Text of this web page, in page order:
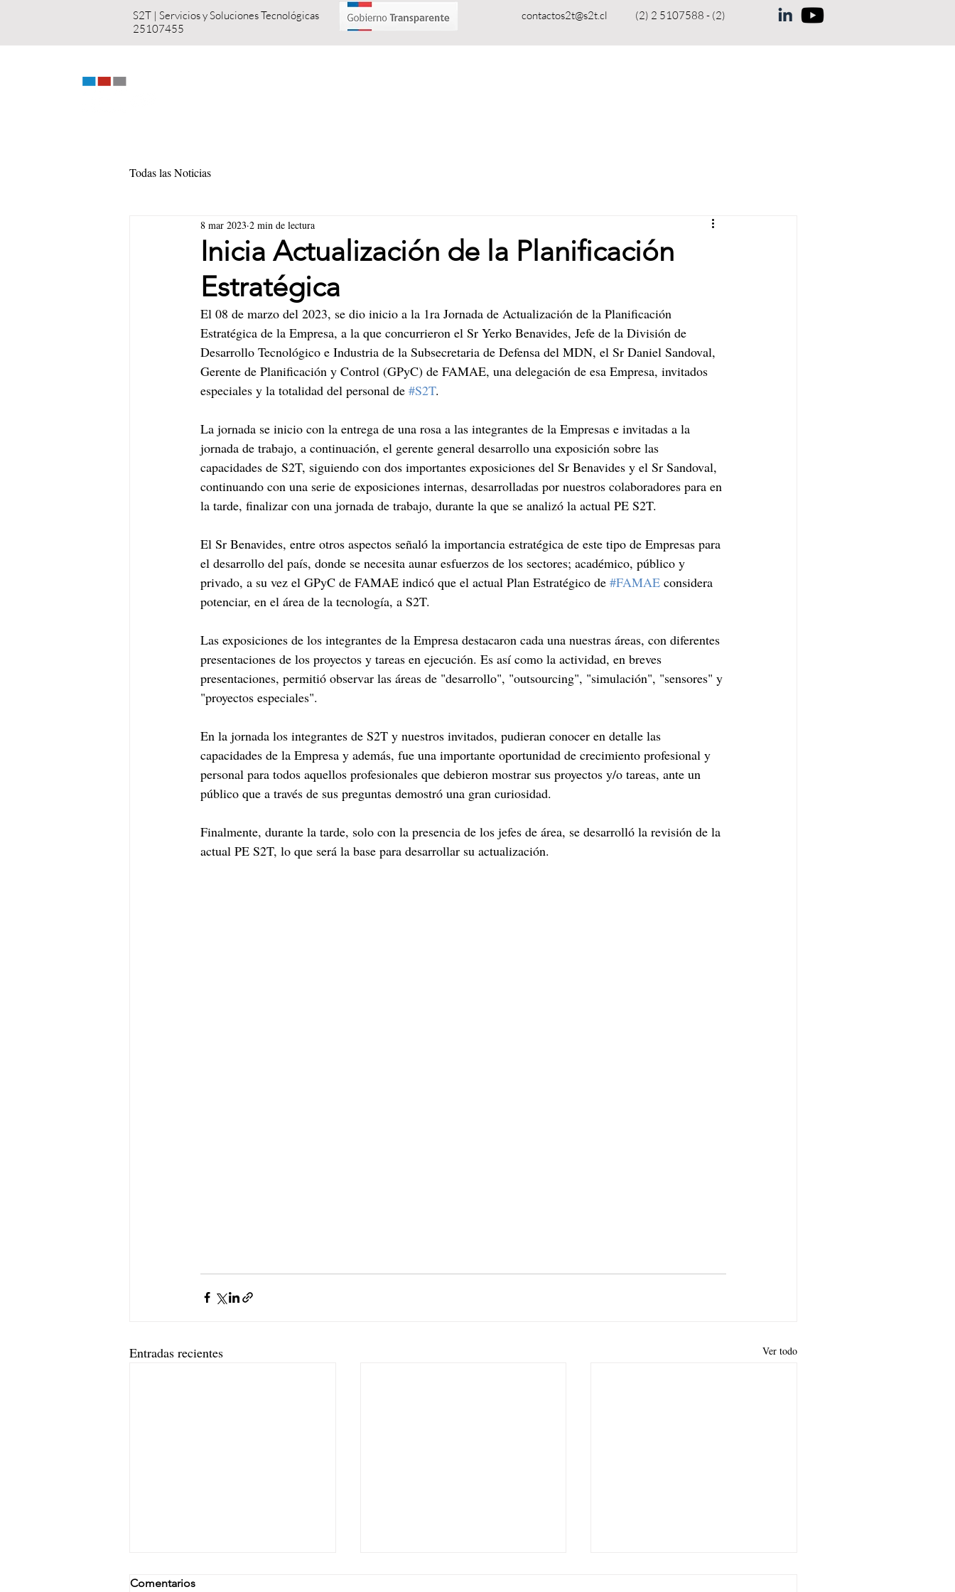
S2T | Servicios y Soluciones Tecnológicas contactos2t@s2t.cl
(2) 2 5107588 - (2)
25107455
Todas las Noticias
Inicia Actualización de la Planificación
Estratégica
8 mar 2023 2 min de lectura
El 08 de marzo del 2023, se dio inicio a la 1ra Jornada de Actualización de la Planificación
Estratégica de la Empresa, a la que concurrieron el Sr Yerko Benavides, Jefe de la División de
Desarrollo Tecnológico e Industria de la Subsecretaria de Defensa del MDN, el Sr Daniel Sandoval,
Gerente de Planificación y Control (GPyC) de FAMAE, una delegación de esa Empresa, invitados
especiales y la totalidad del personal de #S2T.
La jornada se inicio con la entrega de una rosa a las integrantes de la Empresas e invitadas a la
jornada de trabajo, a continuación, el gerente general desarrollo una exposición sobre las
capacidades de S2T, siguiendo con dos importantes exposiciones del Sr Benavides y el Sr Sandoval,
continuando con una serie de exposiciones internas, desarrolladas por nuestros colaboradores para en
la tarde, finalizar con una jornada de trabajo, durante la que se analizó la actual PE S2T.
El Sr Benavides, entre otros aspectos señaló la importancia estratégica de este tipo de Empresas para
el desarrollo del país, donde se necesita aunar esfuerzos de los sectores; académico, público y
privado, a su vez el GPyC de FAMAE indicó que el actual Plan Estratégico de #FAMAE considera
potenciar, en el área de la tecnología, a S2T.
Las exposiciones de los integrantes de la Empresa destacaron cada una nuestras áreas, con diferentes
presentaciones de los proyectos y tareas en ejecución. Es así como la actividad, en breves
presentaciones, permitió observar las áreas de "desarrollo", "outsourcing", "simulación", "sensores" y
"proyectos especiales".
En la jornada los integrantes de S2T y nuestros invitados, pudieran conocer en detalle las
capacidades de la Empresa y además, fue una importante oportunidad de crecimiento profesional y
personal para todos aquellos profesionales que debieron mostrar sus proyectos y/o tareas, ante un
público que a través de sus preguntas demostró una gran curiosidad.
Finalmente, durante la tarde, solo con la presencia de los jefes de área, se desarrolló la revisión de la
actual PE S2T, lo que será la base para desarrollar su actualización.
Entradas recientes Ver todo
Comentarios